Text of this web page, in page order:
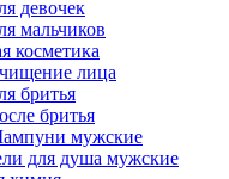
девочек
мальчиков
косметика
лица
бритья
бритья
мужские
для душа мужские